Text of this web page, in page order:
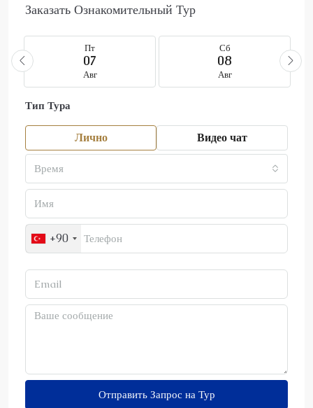
Заказать Ознакомительный Тур
Пт
07
Авг
Сб
08
Авг
Тип Тура
Лично Видео чат
Время
+90
Отправить Запрос на Тур